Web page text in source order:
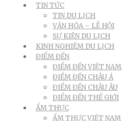
TIN TỨC
TIN DU LỊCH
VĂN HÓA – LỄ HỘI
SỰ KIỆN DU LỊCH
KINH NGHIỆM DU LỊCH
ĐIỂM ĐẾN
ĐIỂM ĐẾN VIỆT NAM
ĐIỂM ĐẾN CHÂU Á
ĐIỂM ĐẾN CHÂU ÂU
ĐIỂM ĐẾN THẾ GIỚI
ẨM THỰC
ẨM THỰC VIỆT NAM